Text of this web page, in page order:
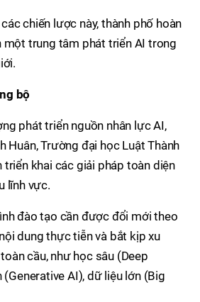
chiến lược này, thành phố hoàn
một trung tâm phát triển AI trong
bộ
phát triển nguồn nhân lực AI,
Huân, Trường đại học Luật Thành
triển khai các giải pháp toàn diện
lĩnh vực.
đào tạo cần được đổi mới theo
dung thực tiễn và bắt kịp xu
cầu, như học sâu (Deep
(Generative AI), dữ liệu lớn (Big